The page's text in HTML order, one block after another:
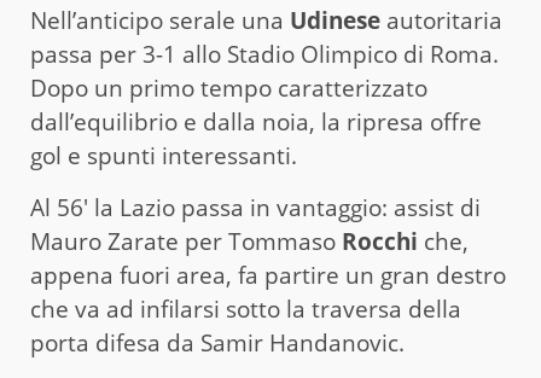
Nell’anticipo serale una Udinese autoritaria
passa per 3-1 allo Stadio Olimpico di Roma.
Dopo un primo tempo caratterizzato
dall’equilibrio e dalla noia, la ripresa offre
gol e spunti interessanti.
Al 56′ la Lazio passa in vantaggio: assist di
Mauro Zarate per Tommaso Rocchi che,
appena fuori area, fa partire un gran destro
che va ad infilarsi sotto la traversa della
porta difesa da Samir Handanovic.